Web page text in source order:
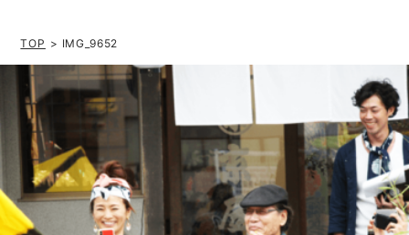
TOP > IMG_9652